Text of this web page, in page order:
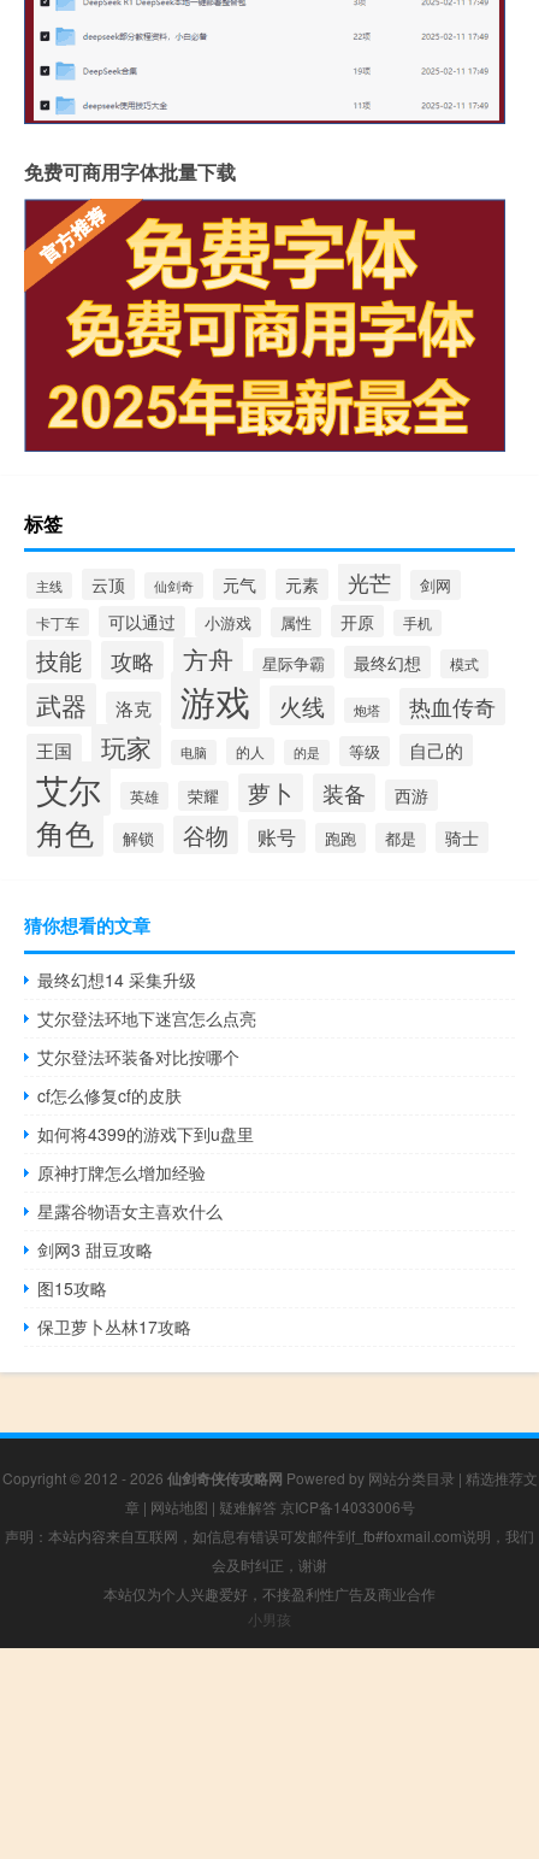
免费可商用字体批量下载
标签
主线 云顶 仙剑奇 元气 元素 光芒 剑网
卡丁车 可以通过 小游戏 属性 开原 手机
技能 攻略 方舟 星际争霸 最终幻想 模式
武器 洛克 游戏 火线 炮塔 热血传奇
王国 玩家 电脑 的人 的是 等级 自己的
艾尔 英雄 荣耀 萝卜 装备 西游
角色 解锁 谷物 账号 跑跑 都是 骑士
猜你想看的文章
最终幻想14 采集升级
艾尔登法环地下迷宫怎么点亮
艾尔登法环装备对比按哪个
cf怎么修复cf的皮肤
如何将4399的游戏下到u盘里
原神打牌怎么增加经验
星露谷物语女主喜欢什么
剑网3 甜豆攻略
图15攻略
保卫萝卜丛林17攻略
Copyright © 2012 - 2026 仙剑奇侠传攻略网 Powered by 网站分类目录 | 精选推荐文
章 | 网站地图 | 疑难解答 京ICP备14033006号
声明：本站内容来自互联网，如信息有错误可发邮件到f_fb#foxmail.com说明，我们
会及时纠正，谢谢
本站仅为个人兴趣爱好，不接盈利性广告及商业合作
小男孩